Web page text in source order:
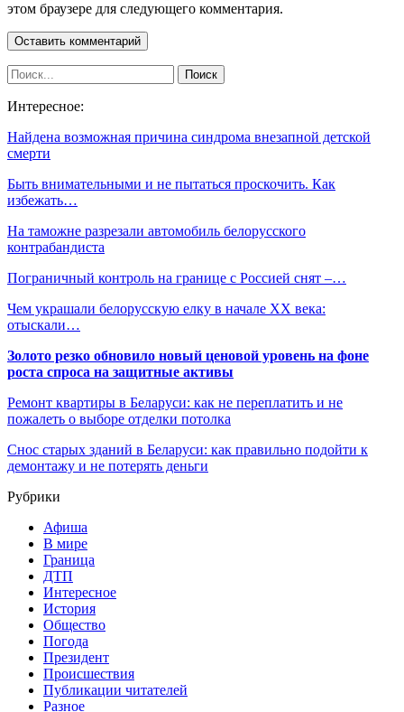
этом браузере для следующего комментария.
Интересное:
Найдена возможная причина синдрома внезапной детской
смерти
Быть внимательными и не пытаться проскочить. Как
избежать…
На таможне разрезали автомобиль белорусского
контрабандиста
Пограничный контроль на границе с Россией снят –…
Чем украшали белорусскую елку в начале XX века:
отыскали…
Золото резко обновило новый ценовой уровень на фоне
роста спроса на защитные активы
Ремонт квартиры в Беларуси: как не переплатить и не
пожалеть о выборе отделки потолка
Снос старых зданий в Беларуси: как правильно подойти к
демонтажу и не потерять деньги
Рубрики
Афиша
В мире
Граница
ДТП
Интересное
История
Общество
Погода
Президент
Происшествия
Публикации читателей
Разное